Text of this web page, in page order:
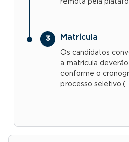
Matrícula
Os candidatos
a matrícula
conforme o
processo seletivo.(